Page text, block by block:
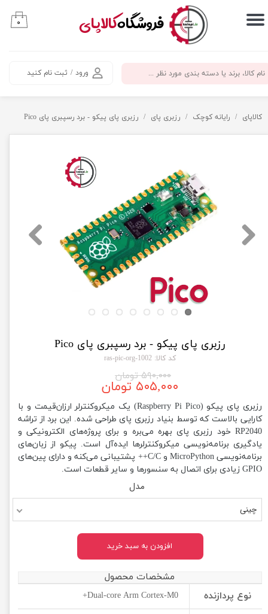
​فروشگاهکالاپای
ورود / ثبت نام کنید
حساب کاربری من
سفارشات
۰
کالاپای رایانه کوچک رزبری پای رزبری پای پیکو - برد رسپبری پای Pico
رزبری پای پیکو - برد رسپبری پای Pico
کد کالا: 1002-ras-pic-org
۵۹۰,۰۰۰ تومان
۵۰۵,۰۰۰ تومان
رزبری پای پیکو (Raspberry Pi Pico) یک میکروکنترلر ارزان‌قیمت و با
کارایی بالاست که توسط بنیاد رزبری پای طراحی شده. این برد از تراشه
RP2040 خود رزبری پای بهره می‌بره و برای پروژه‌های الکترونیکی و
یادگیری برنامه‌نویسی میکروکنترلرها ایده‌آل است. پیکو از زبان‌های
برنامه‌نویسی MicroPython و C/C++ پشتیبانی می‌کنه و دارای پین‌های
GPIO زیادی برای اتصال به سنسورها و سایر قطعات است.
مدل
چینی
افزودن به سبد خرید
مشخصات محصول
نوع پردازنده Dual-core Arm Cortex-M0+